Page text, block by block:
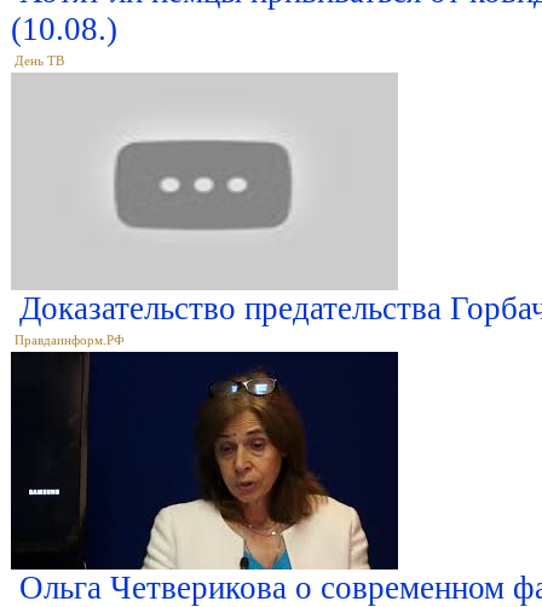
(10.08.)
День ТВ
Доказательство предательства
Правдаинформ.РФ
Ольга Четверикова о современном